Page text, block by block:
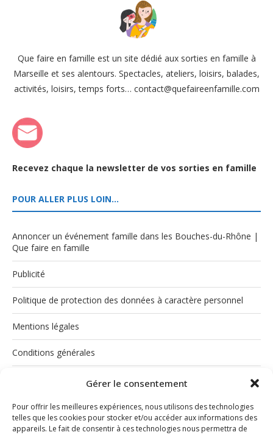
Gérer le consentement
Pour offrir les meilleures expériences, nous utilisons des technologies
telles que les cookies pour stocker et/ou accéder aux informations des
appareils. Le fait de consentir à ces technologies nous permettra de
Que faire en famille est un site dédié aux sorties en famille à
Marseille et ses alentours. Spectacles, ateliers, loisirs, balades,
activités, loisirs, temps forts… contact@quefaireenfamille.com
Recevez chaque la newsletter de vos sorties en famille
POUR ALLER PLUS LOIN…
Annoncer un événement famille dans les Bouches-du-Rhône |
Que faire en famille
Publicité
Politique de protection des données à caractère personnel
Mentions légales
Conditions générales
Politique de cookies (UE)